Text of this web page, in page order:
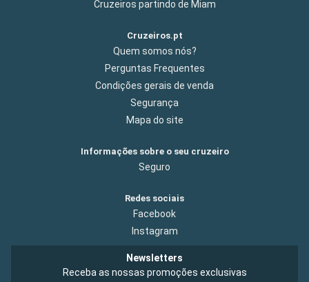
Cruzeiros partindo de Miam
Cruzeiros.pt
Quem somos nós?
Perguntas Frequentes
Condições gerais de venda
Segurança
Mapa do site
Informações sobre o seu cruzeiro
Seguro
Redes sociais
Facebook
Instagram
Newsletters
Receba as nossas promoções exclusivas